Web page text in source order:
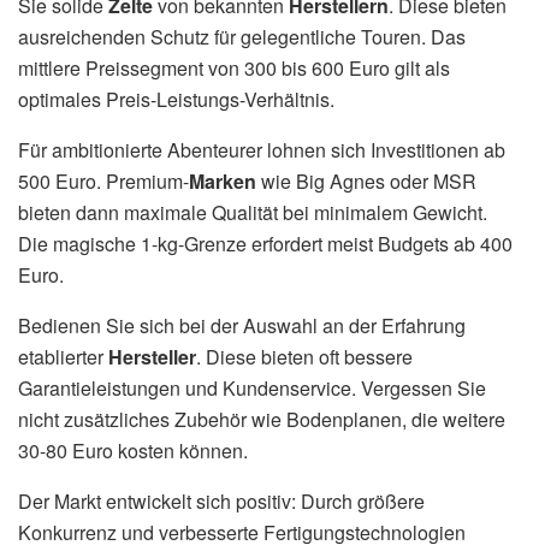
ausreichenden Schutz für gelegentliche Touren. Das
mittlere Preissegment von 300 bis 600 Euro gilt als
optimales Preis-Leistungs-Verhältnis.
Für ambitionierte Abenteurer lohnen sich Investitionen ab
500 Euro. Premium-Marken wie Big Agnes oder MSR
bieten dann maximale Qualität bei minimalem Gewicht.
Die magische 1-kg-Grenze erfordert meist Budgets ab 400
Euro.
Bedienen Sie sich bei der Auswahl an der Erfahrung
etablierterHersteller. Diese bieten oft bessere
Garantieleistungen und Kundenservice. Vergessen Sie
nicht zusätzliches Zubehör wie Bodenplanen, die weitere
30-80 Euro kosten können.
Der Markt entwickelt sich positiv: Durch größere
Konkurrenz und verbesserte Fertigungstechnologien